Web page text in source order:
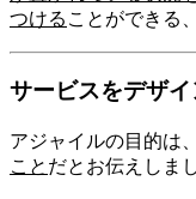
つける ことができる
サービスをデザイ
アジャイルの目的は、
こと だとお伝えしま